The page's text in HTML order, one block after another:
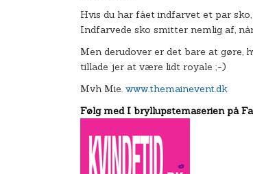
Hvis du har fået indfarvet et par
Indfarvede sko smitter nemlig af,
Men derudover er det bare at gøre,
tillade jer at være lidt royale ;-)
Mvh Mie. www.themainevent.dk
Følg med I bryllupstemaserien på